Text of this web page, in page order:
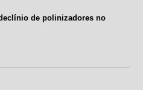
de polinizadores no